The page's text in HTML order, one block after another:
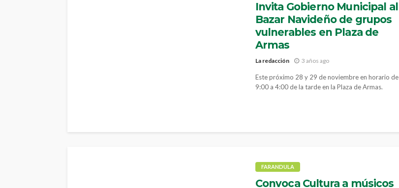
Invita Gobierno Municipal al
Bazar Navideño de grupos
vulnerables en Plaza de
Armas
La redacción 3 años ago
Este próximo 28 y 29 de noviembre en horario de
9:00 a 4:00 de la tarde en la Plaza de Armas.
FARANDULA
Convoca Cultura a músicos